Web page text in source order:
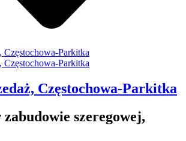
Częstochowa-Parkitka
szeregowej,